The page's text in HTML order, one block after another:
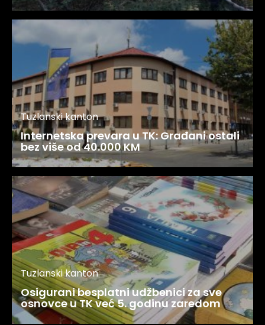
Tuzlanski kanton
Internetska prevara u TK: Građani ostali
bez više od 40.000 KM
Tuzlanski kanton
Osigurani besplatni udžbenici za sve
osnovce u TK već 5. godinu zaredom